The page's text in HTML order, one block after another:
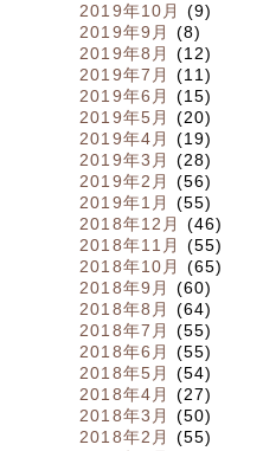
2019年10月
(9)
2019年9月
(8)
2019年8月
(12)
2019年7月
(11)
2019年6月
(15)
2019年5月
(20)
2019年4月
(19)
2019年3月
(28)
2019年2月
(56)
2019年1月
(55)
2018年12月
(46)
2018年11月
(55)
2018年10月
(65)
2018年9月
(60)
2018年8月
(64)
2018年7月
(55)
2018年6月
(55)
2018年5月
(54)
2018年4月
(27)
2018年3月
(50)
2018年2月
(55)